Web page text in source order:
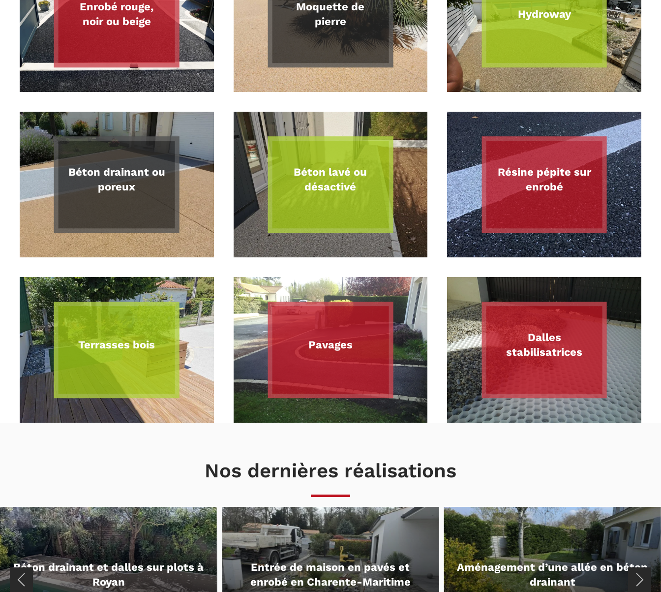
Enrobé rouge,
noir ou beige
Moquette de
pierre
Hydroway
Béton drainant ou
poreux
Béton lavé ou
désactivé
Résine pépite sur
enrobé
Terrasses bois Pavages
Dalles
stabilisatrices
Nos dernières réalisations
Entrée de maison en pavés et
enrobé en Charente-Maritime
Aménagement d’une allée en béton
drainant
Enrobé à Saint-Pierre-d’Oléron